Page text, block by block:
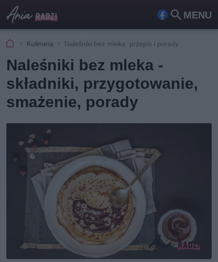
MENU
Fa
ook
Szu
kaj
Kulinaria Naleśniki bez mleka: przepis i porady
Naleśniki bez mleka -
składniki, przygotowanie,
smażenie, porady